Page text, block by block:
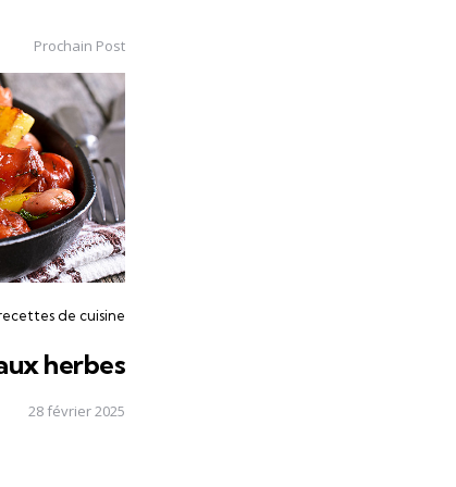
Prochain Post
de cuisine
herbes
28 février 2025